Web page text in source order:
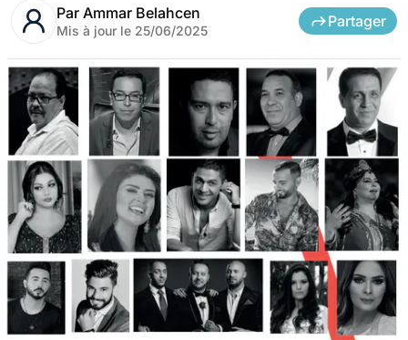
Par Ammar Belahcen
Mis à jour le 25/06/2025
Partager